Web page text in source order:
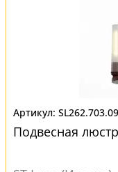
SL262.703.09
Подвесная